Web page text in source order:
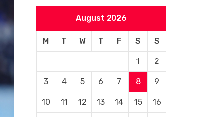
August 2026
M T W T F S S
1 2
3 4 5 6 7 8 9
10 11 12 13 14 15 16